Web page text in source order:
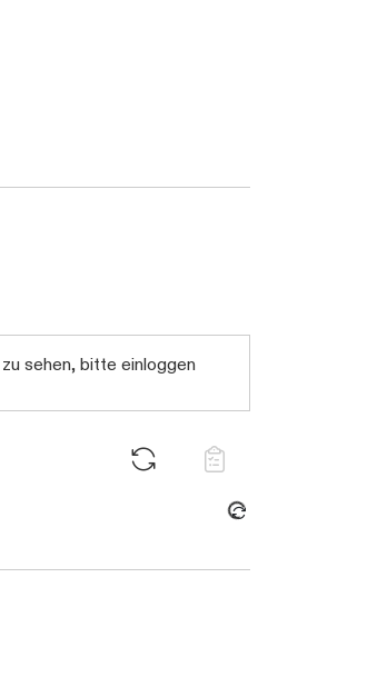
sehen, bitte einloggenDaten werden geladen. Bitte warten...